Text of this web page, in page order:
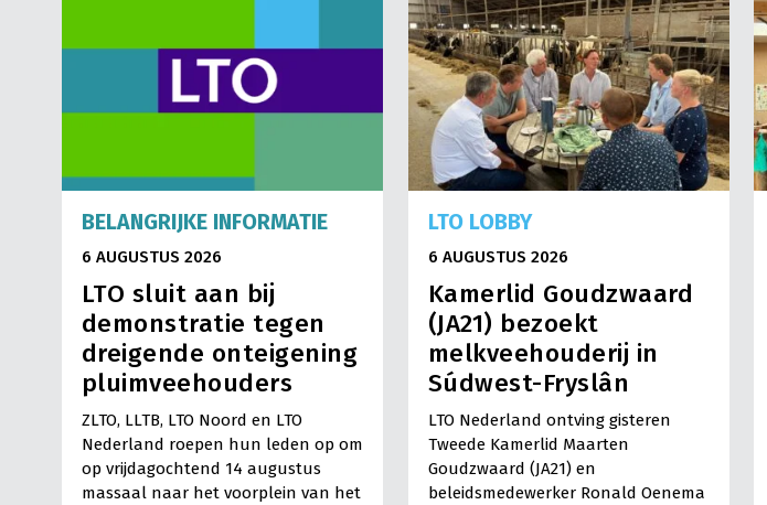
BELANGRIJKE INFORMATIE
6 AUGUSTUS 2026
LTO sluit aan bij
demonstratie tegen
dreigende onteigening
pluimveehouders
ZLTO, LLTB, LTO Noord en LTO
Nederland roepen hun leden op om
op vrijdagochtend 14 augustus
massaal naar het voorplein van het
LTO LOBBY
6 AUGUSTUS 2026
Kamerlid Goudzwaard
(JA21) bezoekt
melkveehouderij in
Súdwest-Fryslân
LTO Nederland ontving gisteren
Tweede Kamerlid Maarten
Goudzwaard (JA21) en
beleidsmedewerker Ronald Oenema